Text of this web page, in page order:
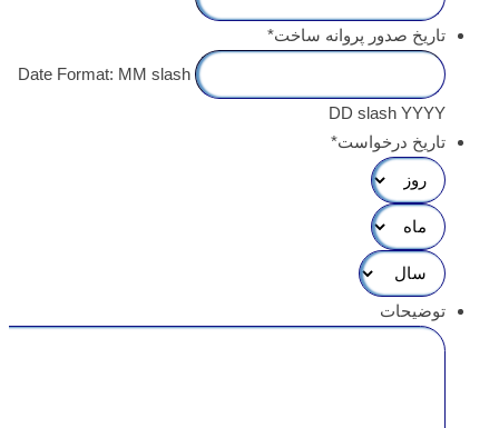
تاریخ صدور پروانه ساخت*
Date Format: MM slash
DD slash YYYY
تاریخ درخواست*
توضیحات